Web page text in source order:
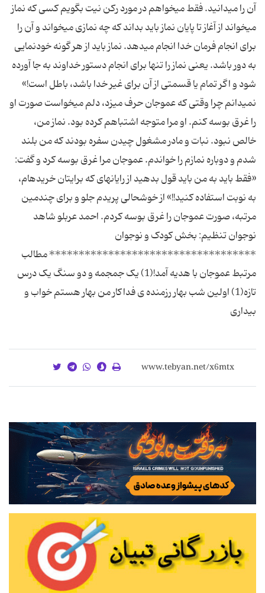
آن را می‏دانید. فقط می‏خواهم در مورد رکن نیت بگویم کسی که نماز
می‏خواند از آغاز تا پایان نماز باید بداند که چه نمازی می‏خواند و آن را
برای انجام فرمان خدا انجام می‏دهد. نماز باید از هر گونه خودنمایی
به دور باشد. یعنی نماز را تنها برای انجام دستور خداوند به جا آورده
شود و اگر تمام یا قسمتی از آن برای غیر خدا باشد، باطل است!»
نمی‏دانم چرا وقتی که عموجان حرف می‏زد، دلم می‏خواست صورت او
را غرق بوسه کنم. او مرا متوجه اشتباهم کرده بود. نماز من،
خالص نبود. نبات و مادر مشغول چیدن سفره بودند که من بلند
شدم و دوباره نمازم را خواندم. عموجان مرا غرق بوسه کرد و گفت:
«فقط باید به من باید قول بدهید از رایانه‏ای که برایتان خریده‏ام،
به نوبت استفاده کنید!!» از خوشحالی پریدم جلو و برای چندمین
مرتبه، صورت عموجان را غرق بوسه کردم. احمد عربلو شاهد
نوجوان تنظیم: بخش کودک و نوجوان
*********************************** مطالب
مرتبط عموجان با هدیه آمد!(1) یک جمجمه و دو سنگ یک درس
تازه(1) اولین شب بهار رزمنده ی فداکار من بهار هستم خواب و
بیداری